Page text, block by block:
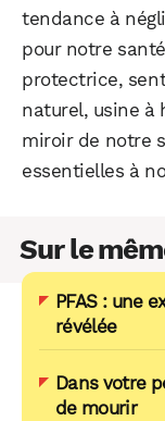
tendance à
pour notre
protectrice,
naturel, usine à
miroir de notre
essentielles à
Sur le
PFAS : une
révélée
Dans votre
de mourir